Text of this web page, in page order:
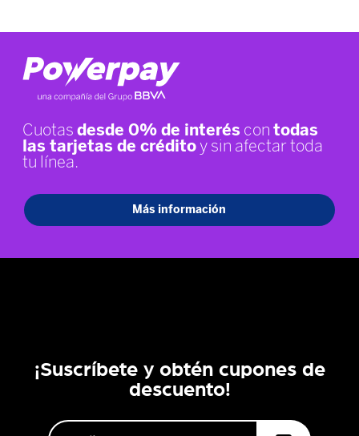
¡Suscríbete y obtén cupones de
descuento!